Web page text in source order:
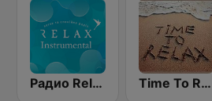
Радио Relax Instrumental Time To Relax